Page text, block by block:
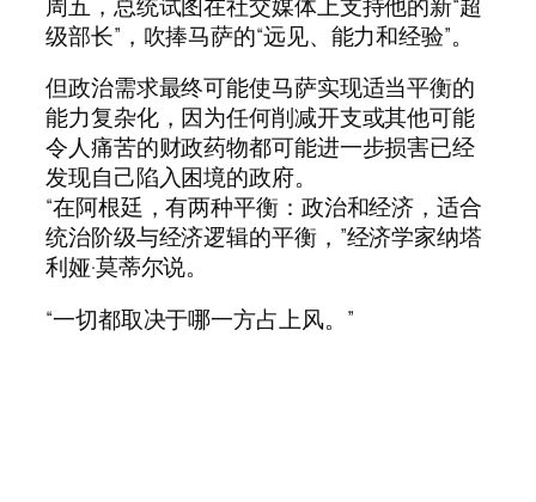
级部长”，吹捧马萨的“远见、能力和经验”。
但政治需求最终可能使马萨实现适当平衡的
能力复杂化，因为任何削减开支或其他可能
令人痛苦的财政药物都可能进一步损害已经
发现自己陷入困境的政府。
“在阿根廷，有两种平衡：政治和经济，适合
统治阶级与经济逻辑的平衡，”经济学家纳塔
利娅·莫蒂尔说。
“一切都取决于哪一方占上风。”